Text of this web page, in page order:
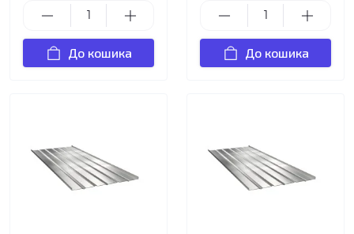
До кошика До кошика